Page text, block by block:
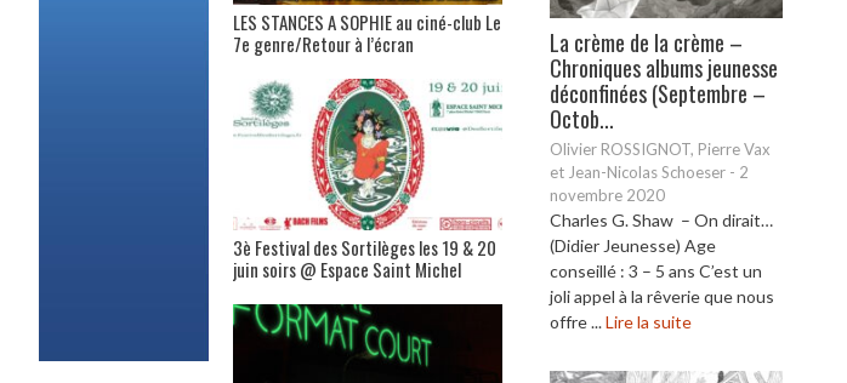
La crème de la crème –
Chroniques albums jeunesse
déconfinées (Septembre –
Octob...
Olivier ROSSIGNOT, Pierre Vax
et Jean-Nicolas Schoeser - 2
novembre 2020
Charles G. Shaw – On dirait…
(Didier Jeunesse) Age
conseillé : 3 – 5 ans C’est un
joli appel à la rêverie que nous
offre ...Lire la suite
LES STANCES A SOPHIE au ciné-club Le
7e genre/Retour à l’écran
3è Festival des Sortilèges les 19 & 20
juin soirs @ Espace Saint Michel